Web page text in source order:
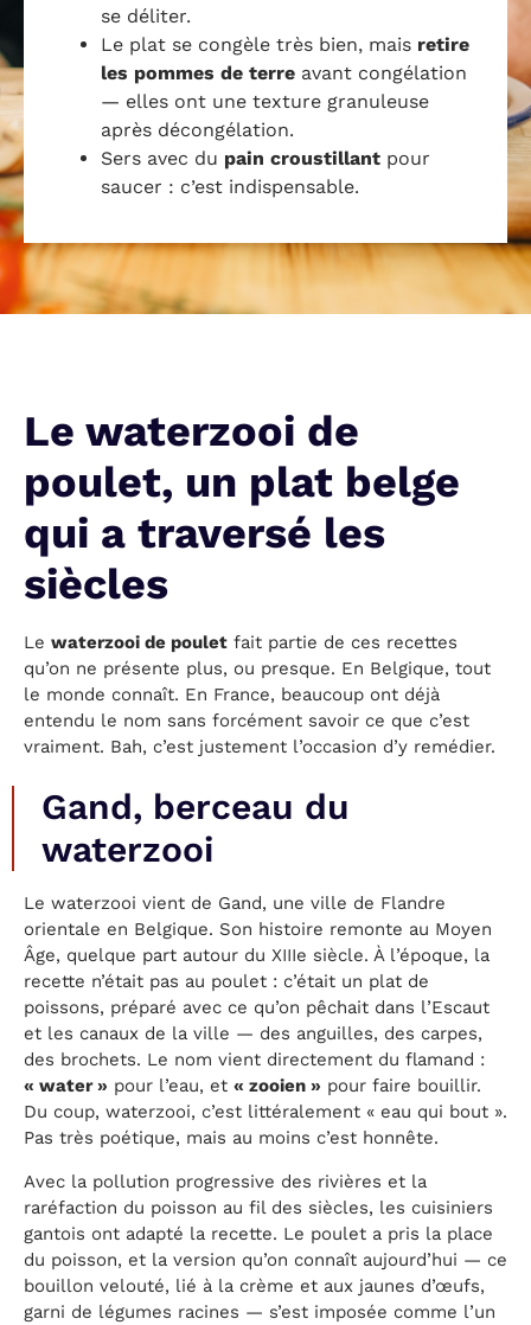
se déliter.
Le plat se congèle très bien, mais retire
les pommes de terre avant congélation
— elles ont une texture granuleuse
après décongélation.
Sers avec du pain croustillant pour
saucer : c’est indispensable.
Le waterzooi de
poulet, un plat belge
qui a traversé les
siècles
Le waterzooi de poulet fait partie de ces recettes
qu’on ne présente plus, ou presque. En Belgique, tout
le monde connaît. En France, beaucoup ont déjà
entendu le nom sans forcément savoir ce que c’est
vraiment. Bah, c’est justement l’occasion d’y remédier.
Gand, berceau du
waterzooi
Le waterzooi vient de Gand, une ville de Flandre
orientale en Belgique. Son histoire remonte au Moyen
Âge, quelque part autour du XIIIe siècle. À l’époque, la
recette n’était pas au poulet : c’était un plat de
poissons, préparé avec ce qu’on pêchait dans l’Escaut
et les canaux de la ville — des anguilles, des carpes,
des brochets. Le nom vient directement du flamand :
« water » pour l’eau, et « zooien » pour faire bouillir.
Du coup, waterzooi, c’est littéralement « eau qui bout ».
Pas très poétique, mais au moins c’est honnête.
Avec la pollution progressive des rivières et la
raréfaction du poisson au fil des siècles, les cuisiniers
gantois ont adapté la recette. Le poulet a pris la place
du poisson, et la version qu’on connaît aujourd’hui — ce
bouillon velouté, lié à la crème et aux jaunes d’œufs,
garni de légumes racines — s’est imposée comme l’un